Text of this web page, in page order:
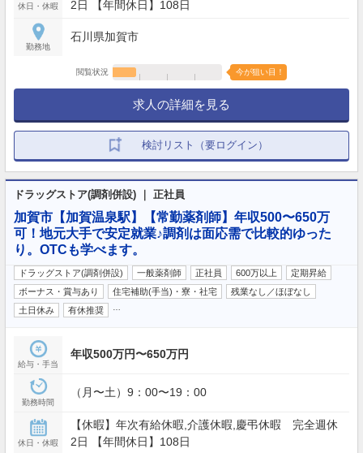
休日・休暇 2日 【年間休日】108日
勤務地
石川県加賀市
閲覧状況 今が狙い目！
求人の詳細を見る
検討リスト（要ログイン）
ドラッグストア(調剤併設) ｜ 正社員
加賀市【加賀温泉駅】【常勤薬剤師】年収500〜650万
可！地元大手で安定就業♪調剤は面応需で比較的ゆった
り。OTCも学べます。
ドラッグストア(調剤併設) 一般薬剤師 正社員 600万以上
定期昇給
ボーナス・賞与あり
住宅補助(手当)・寮・社宅
残業なし／ほぼなし
土日休み
有休推奨
給与・手当
年収500万円〜650万円
勤務時間
（月〜土）9：00〜19：00
休日・休暇
【休暇】年次有給休暇,介護休暇,慶弔休暇 完全週休
2日 【年間休日】108日